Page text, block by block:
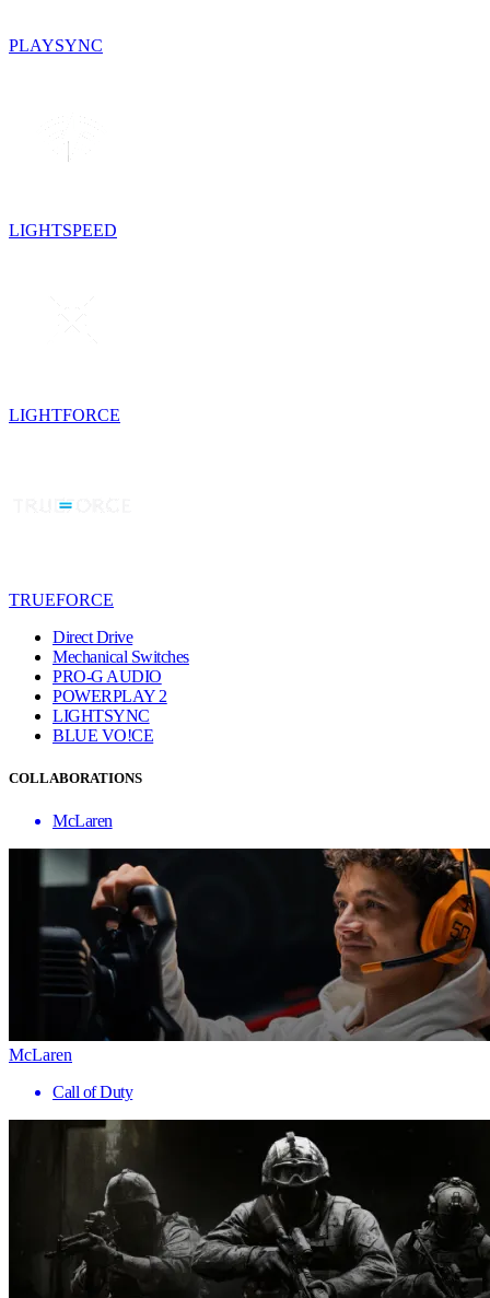
PLAYSYNC
LIGHTSPEED
LIGHTFORCE
TRUEFORCE
Direct Drive
Mechanical Switches
PRO-G AUDIO
POWERPLAY 2
LIGHTSYNC
BLUE VO!CE
COLLABORATIONS
McLaren
McLaren
Call of Duty